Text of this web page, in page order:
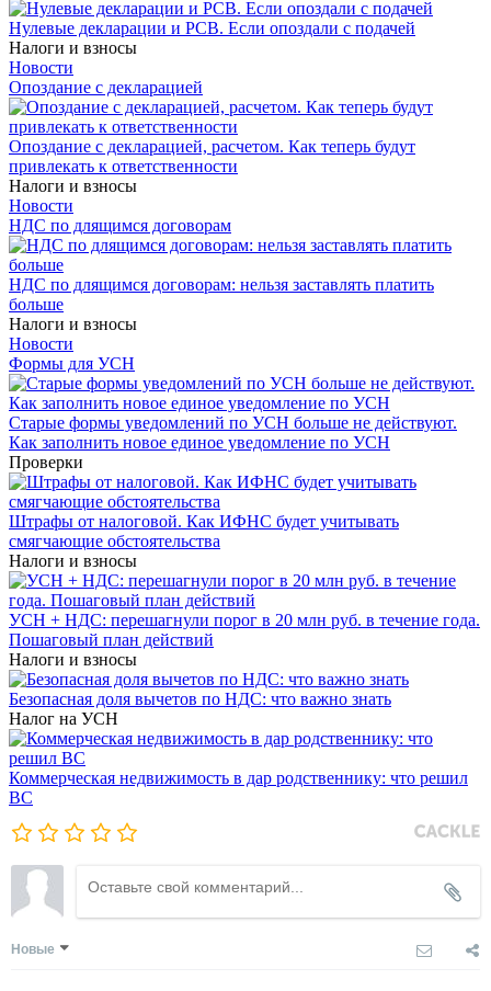
Нулевые декларации и РСВ. Если опоздали с подачей
Налоги и взносы
Новости
Опоздание с декларацией
Опоздание с декларацией, расчетом. Как теперь будут
привлекать к ответственности
Налоги и взносы
Новости
НДС по длящимся договорам
НДС по длящимся договорам: нельзя заставлять платить
больше
Налоги и взносы
Новости
Формы для УСН
Старые формы уведомлений по УСН больше не действуют.
Как заполнить новое единое уведомление по УСН
Проверки
Штрафы от налоговой. Как ИФНС будет учитывать
смягчающие обстоятельства
Налоги и взносы
УСН + НДС: перешагнули порог в 20 млн руб. в течение года.
Пошаговый план действий
Налоги и взносы
Безопасная доля вычетов по НДС: что важно знать
Налог на УСН
Коммерческая недвижимость в дар родственнику: что решил
ВС
Новые